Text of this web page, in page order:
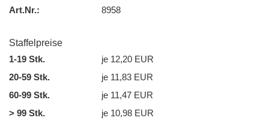
Art.Nr.: 8958
Staffelpreise
1-19 Stk.
je 12,20 EUR
20-59 Stk.
je 11,83 EUR
60-99 Stk.
je 11,47 EUR
> 99 Stk.
je 10,98 EUR